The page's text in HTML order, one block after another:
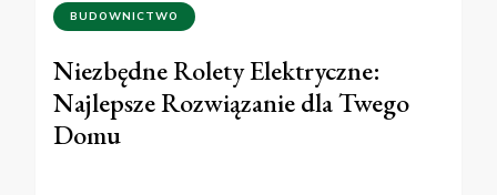
BUDOWNICTWO
Niezbędne Rolety Elektryczne:
Najlepsze Rozwiązanie dla Twego
Domu